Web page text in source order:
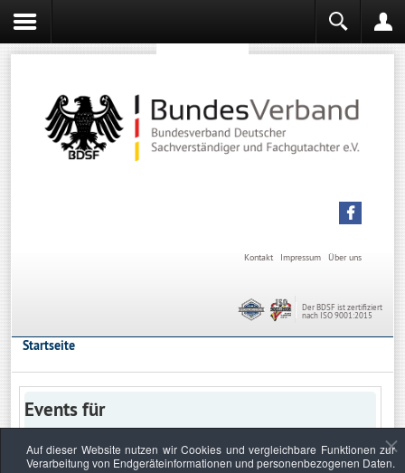
Über uns
Impressum
Kontakt
Der BDSF ist zertifiziert
nach ISO 9001:2015
Startseite
Events für
Auf dieser Website nutzen wir Cookies und vergleichbare Funktionen zur
Verarbeitung von Endgeräteinformationen und personenbezogenen Daten.